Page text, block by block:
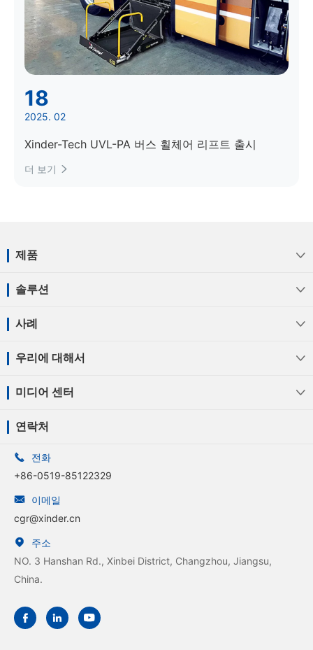
18
2025. 02
Xinder-Tech UVL-PA 버스 휠체어 리프트 출시
더 보기 
제품 
솔루션 
사례 
우리에 대해서 
미디어 센터 
연락처

전화
+86-0519-85122329

이메일
cgr@xinder.cn

주소
NO. 3 Hanshan Rd., Xinbei District, Changzhou, Jiangsu,
China.
  